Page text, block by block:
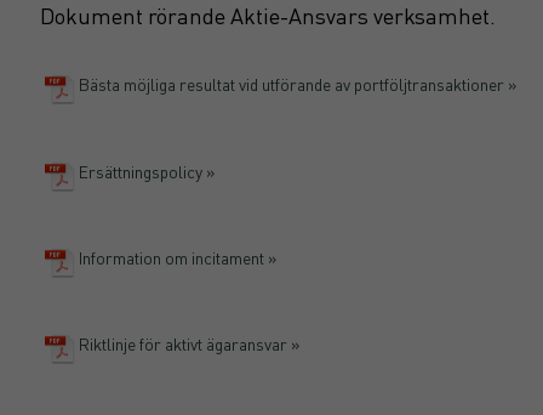
Dokument rörande Aktie-Ansvars verksamhet.
Bästa möjliga resultat vid utförande av portföljtransaktioner »
Ersättningspolicy »
Information om incitament »
Riktlinje för aktivt ägaransvar »